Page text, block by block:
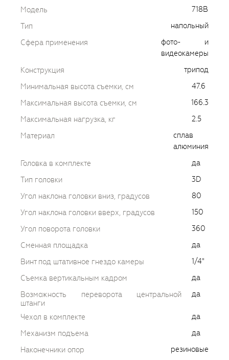
Модель
718B
Тип
напольный
Сфера применения
фото- и
видеокамеры
Конструкция
трипод
Минимальная высота съемки, см
47.6
Максимальная высота съемки, см
166.3
Максимальная нагрузка, кг
2.5
Материал
сплав
алюминия
Головка в комплекте
да
Тип головки
3D
Угол наклона головки вниз, градусов
80
Угол наклона головки вверх, градусов
150
Угол поворота головки
360
Сменная площадка
да
Винт под штативное гнездо камеры
1/4"
Съемка вертикальным кадром
да
Возможность переворота центральной
штанги
да
Чехол в комплекте
да
Механизм подъема
да
Наконечники опор
резиновые